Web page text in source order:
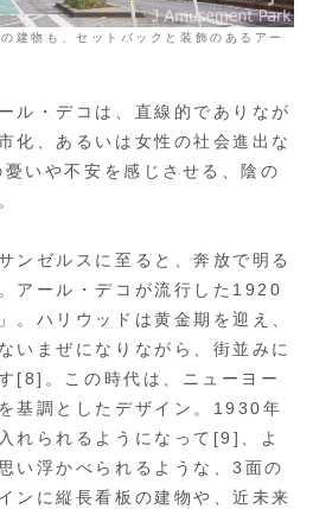
建物も、セットバックと装飾のあるアー
ル・デコは、直線的でありなが
化、あるいは女性の社会進出な
いや不安を感じさせる、陰の
ンゼルスに至ると、奔放で明る
アール・デコが流行した1920
。ハリウッドは黄金期を迎え、
いまぜになりながら、街並みに
[8]。この時代は、ニューヨー
基調としたデザイン。1930年
れられるようになって[9]、よ
い浮かべられるような、3面の
ンに縦長看板の建物や、近未来